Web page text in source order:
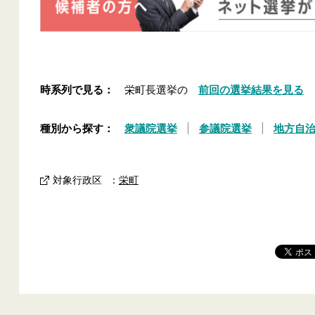
時系列で見る： 栄町長選挙の 前回の選挙結果を見る
種別から探す： 衆議院選挙 参議院選挙 地方自
対象行政区 ： 栄町